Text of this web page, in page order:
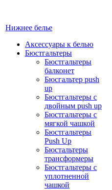
Нижнее белье
Аксессуары к белью
Бюстгальтеры
Бюстгальтеры
балконет
Бюсгальтер push
up
Бюстгальтеры с
двойным push up
Бюстгальтеры с
мягкой чашкой
Бюстгальтеры
Push Up
Бюстальтеры
трансформеры
Бюстгальтеры с
уплотненной
чашкой